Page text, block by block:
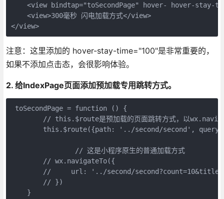
<view bindtap="toSecondPage" hover- hover-stay-
    <view>300毫秒 闪电加载方式</view>
</view>
注意：这里添加的 hover-stay-time="100"是非常重要的，
如果不添加点击态，会很影响体验。
2. 给IndexPage页面添加预加载专用跳转方式。
toSecondPage = function () {
// this.$route是预加载的页面跳转方式，以
this.$route({path: '../second/second',
        // wx.navigateTo({
//     url: '../second/second?count=10&title=
        // })